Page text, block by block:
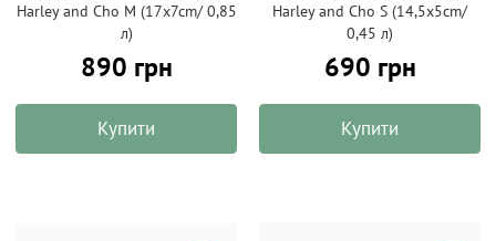
Harley and Cho M (17x7cm/ 0,85
л)
890 грн
Купити
Harley and Cho S (14,5x5cm/
0,45 л)
690 грн
Купити